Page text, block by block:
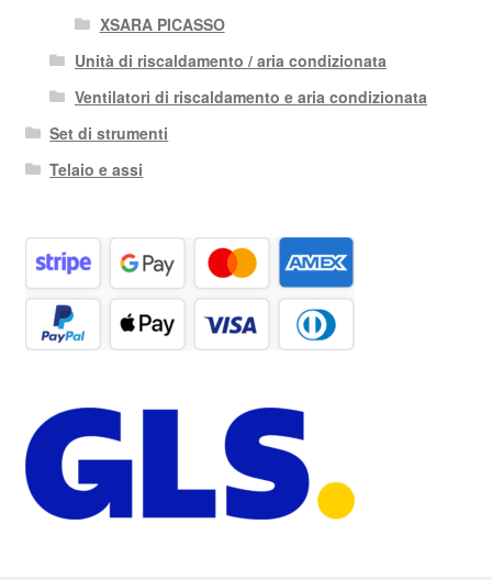
XSARA PICASSO
Unità di riscaldamento / aria condizionata
Ventilatori di riscaldamento e aria condizionata
Set di strumenti
Telaio e assi